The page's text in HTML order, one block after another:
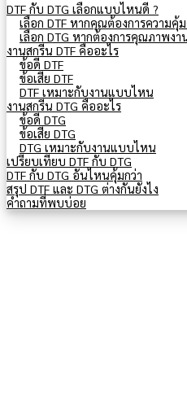
DTF กับ DTG เลือกแบบไหนดี ?
เลือก DTF หากคุณต้องการความคุ้
เลือก DTG หากต้องการคุณภาพง
งานสกรีน DTF คืออะไร
ข้อดี DTF
ข้อเสีย DTF
DTF เหมาะกับงานแบบไหน
งานสกรีน DTG คืออะไร
ข้อดี DTG
ข้อเสีย DTG
DTG เหมาะกับงานแบบไหน
เปรียบเทียบ DTF กับ DTG
DTF กับ DTG อันไหนคุ้มกว่า
สรุป DTF และ DTG ต่างกันยังไง
คำถามที่พบบ่อย